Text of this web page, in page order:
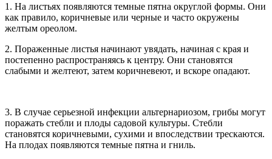
1. На листьях появляются темные пятна округлой формы. Они
как правило, коричневые или черные и часто окружены
желтым ореолом.
2. Пораженные листья начинают увядать, начиная с края и
постепенно распространяясь к центру. Они становятся
слабыми и желтеют, затем коричневеют, и вскоре опадают.
3. В случае серьезной инфекции альтернариозом, грибы могут
поражать стебли и плоды садовой культуры. Стебли
становятся коричневыми, сухими и впоследствии трескаются.
На плодах появляются темные пятна и гниль.